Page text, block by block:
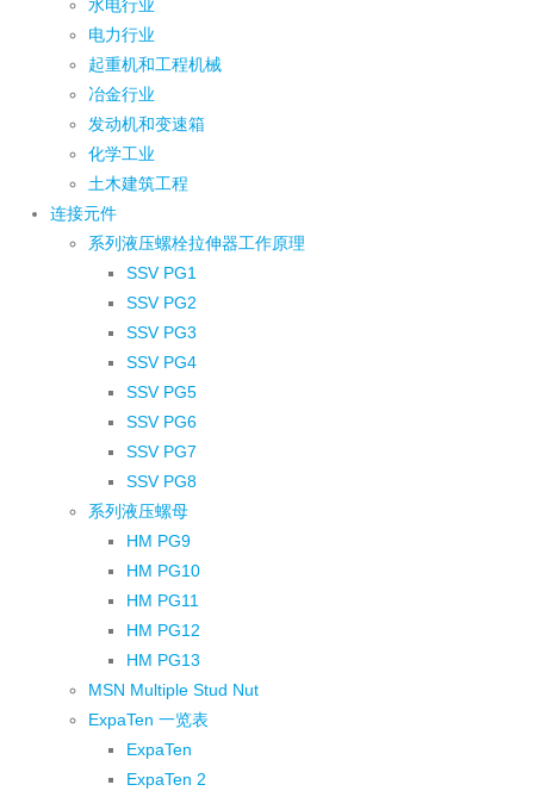
水电行业
电力行业
起重机和工程机械
冶金行业
发动机和变速箱
化学工业
土木建筑工程
连接元件
系列液压螺栓拉伸器工作原理
SSV PG1
SSV PG2
SSV PG3
SSV PG4
SSV PG5
SSV PG6
SSV PG7
SSV PG8
系列液压螺母
HM PG9
HM PG10
HM PG11
HM PG12
HM PG13
MSN Multiple Stud Nut
ExpaTen 一览表
ExpaTen
ExpaTen 2